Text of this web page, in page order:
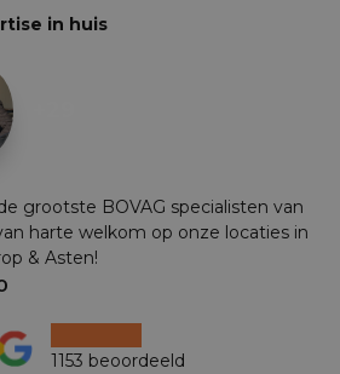
in huis
grootste BOVAG specialisten van
harte welkom op onze locaties in
& Asten!
1153 beoordeeld